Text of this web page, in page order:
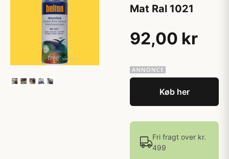
Mat Ral 1021
92,00 kr
Køb her
Fri fragt over kr.
499